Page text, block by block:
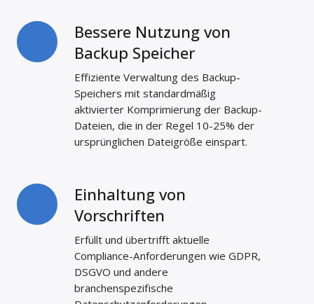
Bessere Nutzung von
Backup Speicher
Effiziente Verwaltung des Backup-
Speichers mit standardmäßig
aktivierter Komprimierung der Backup-
Dateien, die in der Regel 10-25% der
ursprünglichen Dateigröße einspart.
Bessere
Nutzung
von
Einhaltung von
Vorschriften
Erfüllt und übertrifft aktuelle
Compliance-Anforderungen wie GDPR,
DSGVO und andere
branchenspezifische
Einhaltung
von
Vorschriften